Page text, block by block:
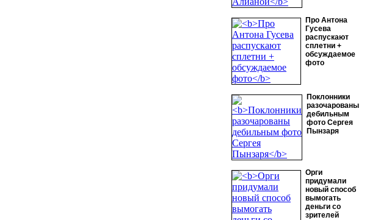
Про Антона
Гусева
распускают
сплетни +
обсуждаемое
фото
Поклонники
разочарованы
дебильным
фото Сергея
Пынзаря
Орги
придумали
новый способ
вымогать
деньги со
зрителей